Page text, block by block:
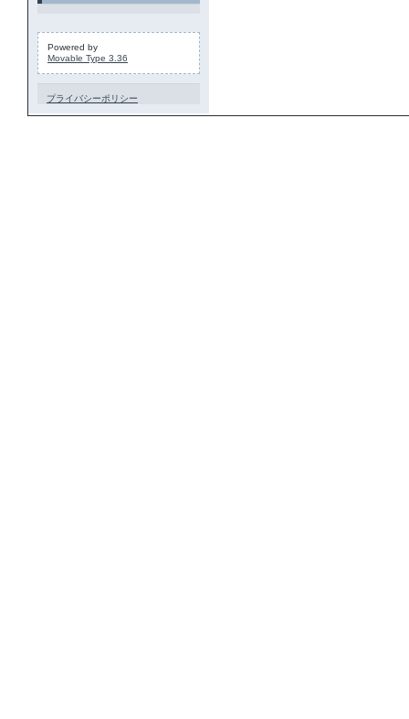
Powered by
Movable Type 3.36
プライバシーポリシー